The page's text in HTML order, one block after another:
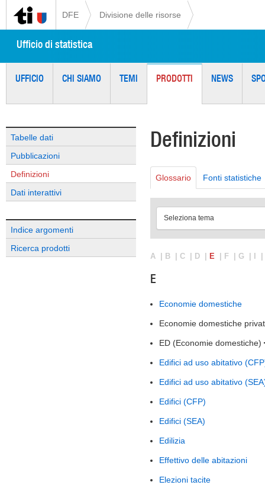
DFE Divisione delle risorse
Ufficio di statistica
UFFICIO CHI SIAMO TEMI PRODOTTI NEWS
Tabelle dati
Pubblicazioni
Definizioni
Dati interattivi
Indice argomenti
Ricerca prodotti
Definizioni
Glossario Fonti statistiche
Seleziona tema
A B C D E F G
E
Economie domestiche
Economie domestiche
ED (Economie domestiche)
Edifici ad uso abitativo
Edifici ad uso abitativo
Edifici (CFP)
Edifici (SEA)
Edilizia
Effettivo delle abitazioni
Elezioni tacite